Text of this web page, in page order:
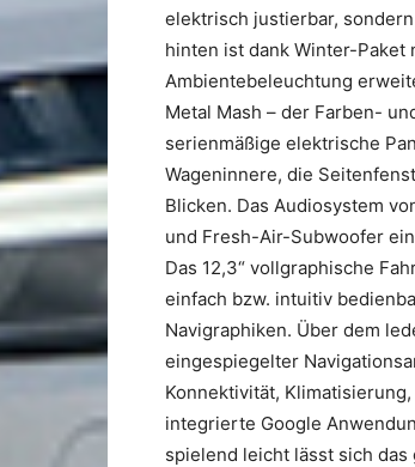
elektrisch justierbar,
hinten ist dank Winter-
Ambientebeleuchtung
Metal Mash – der Farben-
serienmäßige elektrische
Wageninnere, die
Blicken. Das Audiosystem
und Fresh-Air-Subwoofer
Das 12,3“ vollgraphische
einfach bzw. intuitiv
Navigraphiken. Über dem
eingespiegelter
Konnektivität,
integrierte Google
spielend leicht lässt sich